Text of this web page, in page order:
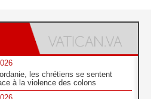
les chrétiens se sentent
à la violence des colons